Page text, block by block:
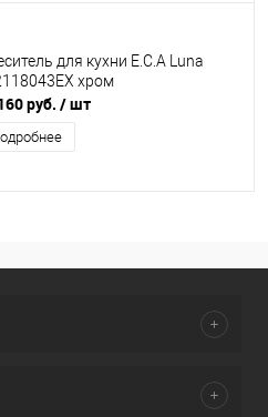
для кухни E.C.A Luna
хром
руб. / шт